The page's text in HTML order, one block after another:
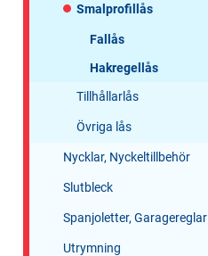
Smalprofillås
Fallås
Hakregellås
Tillhållarlås
Övriga lås
Nycklar, Nyckeltillbehör
Slutbleck
Spanjoletter, Garagereglar
Utrymning